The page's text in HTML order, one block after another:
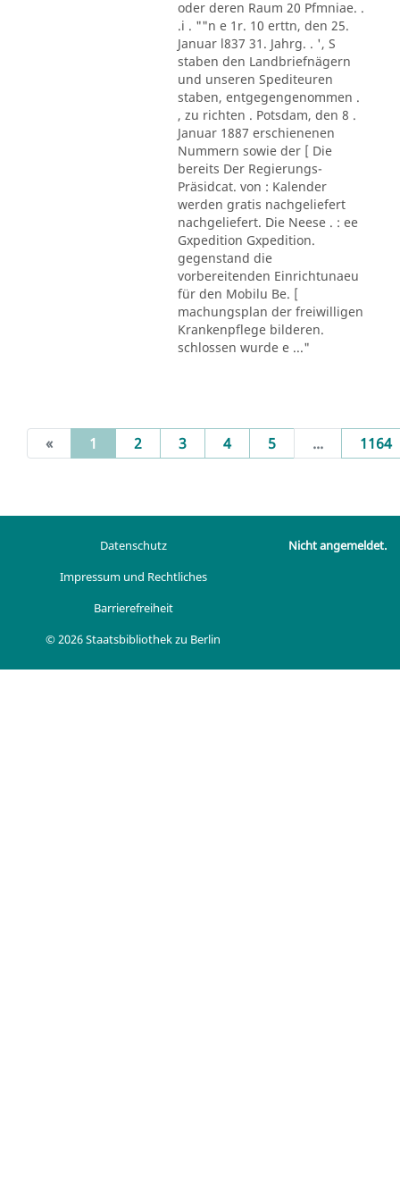
oder deren Raum 20 Pfmniae. .
.i . ""n e 1r. 10 erttn, den 25.
Januar l837 31. Jahrg. . ', S
staben den Landbriefnägern
und unseren Spediteuren
staben, entgegengenommen .
, zu richten . Potsdam, den 8 .
Januar 1887 erschienenen
Nummern sowie der [ Die
bereits Der Regierungs-
Präsidcat. von : Kalender
werden gratis nachgeliefert
nachgeliefert. Die Neese . : ee
Gxpedition Gxpedition.
gegenstand die
vorbereitenden Einrichtunaeu
für den Mobilu Be. [
machungsplan der freiwilligen
Krankenpflege bilderen.
schlossen wurde e ..."
« 1 (current)
2 3 4 5 ... 1164
Datenschutz
Impressum und Rechtliches
Barrierefreiheit
© 2026 Staatsbibliothek zu Berlin
Nicht angemeldet.